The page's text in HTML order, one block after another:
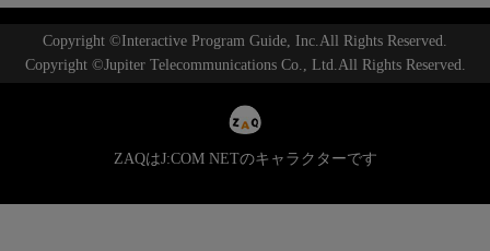
Copyright ©Interactive Program Guide, Inc.All Rights Reserved.
Copyright ©Jupiter Telecommunications Co., Ltd.All Rights Reserved.
ZAQはJ:COM NETのキャラクターです